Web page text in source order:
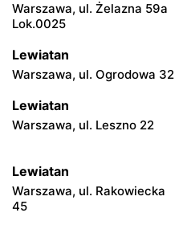
Warszawa, ul. Żelazna 59a
Lok.0025
Lewiatan
Warszawa, ul. Ogrodowa 32
Lewiatan
Warszawa, ul. Leszno 22
Lewiatan
Warszawa, ul. Rakowiecka
45